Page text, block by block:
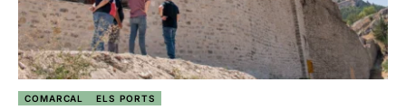
COMARCAL ELS PORTS